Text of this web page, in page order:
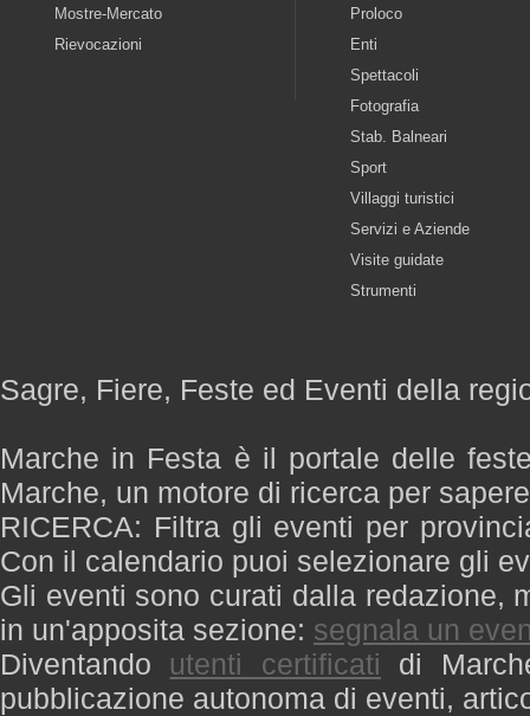
Mostre-Mercato
Rievocazioni
Proloco
Enti
Spettacoli
Fotografia
Stab. Balneari
Sport
Villaggi turistici
Servizi e Aziende
Visite guidate
Strumenti
Sagre, Fiere, Feste ed Eventi della
Marche in Festa è il portale delle
Marche, un motore di ricerca per
RICERCA: Filtra gli eventi per
Con il calendario puoi selezionare gli
Gli eventi sono curati dalla redazione,
in un'apposita sezione: segnala un
Diventando utenti certificati di
pubblicazione autonoma di eventi,